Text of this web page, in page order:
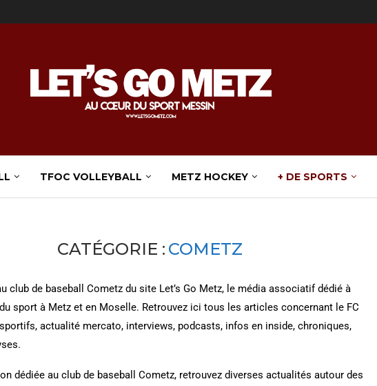
TFOC VOLLEYBALL METZ HOCKEY + DE SPORTS
CATÉGORIE : COMETZ
club de baseball Cometz du site Let’s Go Metz, le média associatif dédié à
sport à Metz et en Moselle. Retrouvez ici tous les articles concernant le FC
actualité mercato, interviews, podcasts, infos en inside, chroniques,
dédiée au club de baseball Cometz, retrouvez diverses actualités autour des